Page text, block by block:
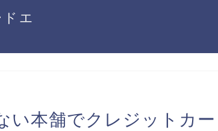
エ
い本舗でクレジットカ